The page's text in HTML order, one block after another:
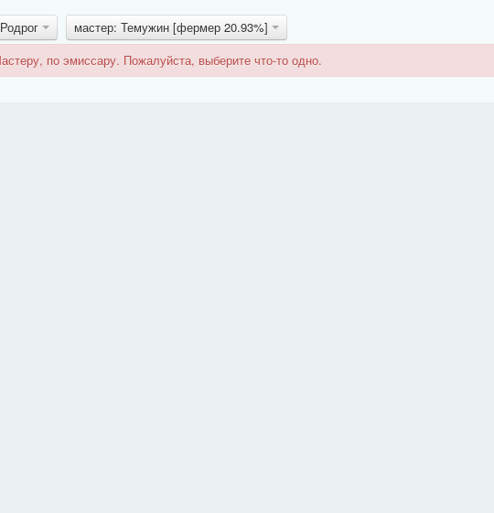
мастер: Темужин [фермер 20.93%]
по эмиссару. Пожалуйста, выберите что-то одно.